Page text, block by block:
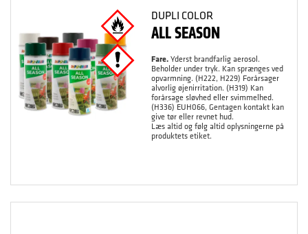
DUPLI COLOR
ALL SEASON
Fare. Yderst brandfarlig aerosol.
Beholder under tryk. Kan sprænges ved
opvarmning. (H222, H229) Forårsager
alvorlig øjenirritation. (H319) Kan
forårsage sløvhed eller svimmelhed.
(H336) EUH066, Gentagen kontakt kan
give tør eller revnet hud.
Læs altid og følg altid oplysningerne på
produktets etiket.